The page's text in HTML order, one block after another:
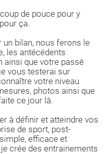
de pouce pour y
ça.
bilan, nous ferons le
les antécédents
ainsi que votre passé
vous testerai sur
votre niveau
photos ainsi que
ce jour là.
à définir et atteindre vos
de sport, post-
efficace et
crée des entrainements